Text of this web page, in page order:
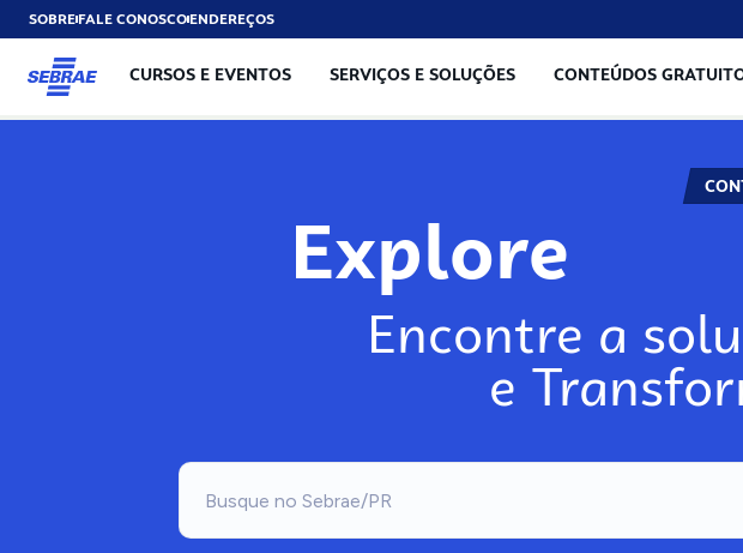
SOBREFALE CONOSCOENDEREÇOS
CURSOS E EVENTOS SERVIÇOS E SOLUÇÕES CONTEÚDOS
Explore
Encontre a
e